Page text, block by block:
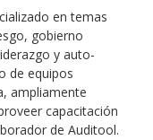
en temas
gobierno
y auto-
de equipos
ampliamente
capacitación
de Auditool.